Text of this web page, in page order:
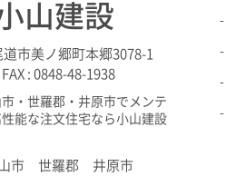
山建設
市美ノ郷町本郷3078-1
: 0848-48-1938
・世羅郡・井原市でメンテ
能な注文住宅なら小山建設
市 世羅郡 井原市